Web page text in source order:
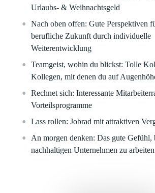
Urlaubs- & Weihnachtsgeld
Nach oben offen:Gute Perspektiven
berufliche Zukunft durch individuelle
Weiterentwicklung
Teamgeist, wohin du blickst:Tolle
Kollegen, mit denen du auf
Rechnet sich:Interessante
Vorteilsprogramme
Lass rollen:Jobrad mit attraktiven
An morgen denken:Das gute Gefühl,
nachhaltigen Unternehmen zu arbeiten